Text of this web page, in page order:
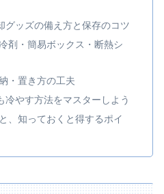
グッズの備え方と保存のコツ
剤・簡易ボックス・断熱シ
・置き方の工夫
冷やす方法をマスターしよう
、知っておくと得するポイ